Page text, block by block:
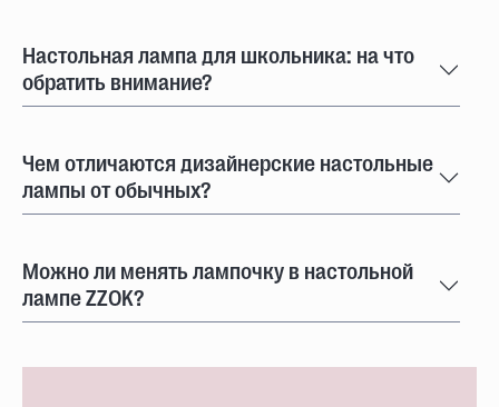
Настольная лампа для школьника: на что
обратить внимание?
Чем отличаются дизайнерские настольные
лампы от обычных?
Можно ли менять лампочку в настольной
лампе ZZOK?